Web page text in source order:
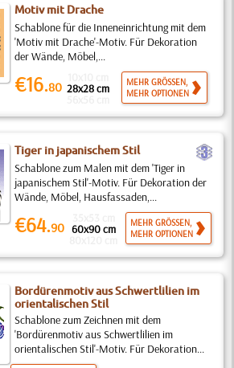
Motiv mit Drache
Schablone für die Inneneinrichtung mit dem
'Motiv mit Drache'-Motiv. Für Dekoration
der Wände, Möbel,...
€16.80 28x28 cm
MEHR GRÖSSEN,
MEHR OPTIONEN
Tiger in japanischem Stil c
Schablone zum Malen mit dem 'Tiger in
japanischem Stil'-Motiv. Für Dekoration der
Wände, Möbel, Hausfassaden,...
€64.90 60x90 cm
MEHR GRÖSSEN,
MEHR OPTIONEN
Bordürenmotiv aus Schwertlilien im
orientalischen Stil
Schablone zum Zeichnen mit dem
'Bordürenmotiv aus Schwertlilien im
orientalischen Stil'-Motiv. Für Dekoration...